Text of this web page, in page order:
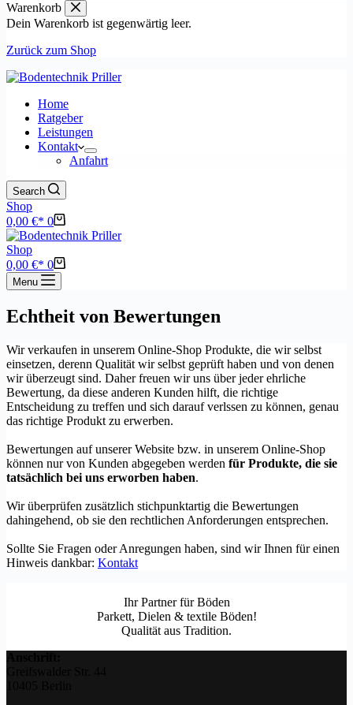
Warenkorb
Dein Warenkorb ist gegenwärtig leer.
Zurück zum Shop
Home
Ratgeber
Leistungen
Kontakt
Anfahrt
Search
Shop
Warenkorb
0,00 € 0
Shop
Warenkorb
0,00 € 0
Menu
Echtheit von Bewertungen
Wir verkaufen in unserem Online-Shop Produkte, die wir selbst
einsetzen, derenn Qualität wir selbst geprüft haben und von denen
wir überzeugt sind. Daher freuen wir uns über jeder ehrliche
Bewertung, da diese anderen Kunden hilft, die richtige
Entscheidung zu treffen und sich darauf verlssen zu können, genau
das richtige Produkt zu erwerben.
Bewertungen auf unserer Website bzw. in unserem Online-Shop
können nur von Kunden abgegeben werden für Produkte, die sie
tatsächlich bei uns erworben haben.
Wir überprüfen zusätzlich stichpunktartig die Bewertungen
dahingehend, ob sie den rechtlichen Anforderungen entsprechen.
Sollte Sie Fragen oder Anregungen haben, sind wir Ihnen für einen
Hinweis dankbar: Kontakt
Ihr Partner für Böden
Parkett, Dielen & textile Böden!
Qualität aus Tradition.